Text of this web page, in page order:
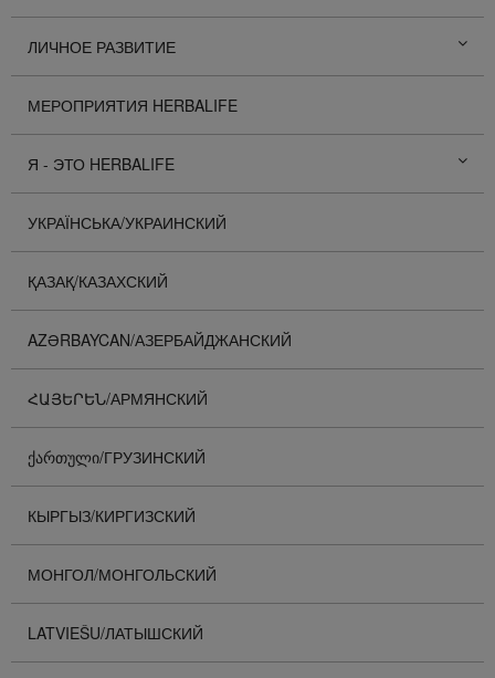
ЛИЧНОЕ РАЗВИТИЕ
МЕРОПРИЯТИЯ HERBALIFE
Я - ЭТО HERBALIFE
УКРАЇНСЬКА/УКРАИНСКИЙ
ҚАЗАҚ/КАЗАХСКИЙ
AZƏRBAYCAN/АЗЕРБАЙДЖАНСКИЙ
ՀԱՅԵՐԵՆ/АРМЯНСКИЙ
ᲥᲐᲠᲗᲣᲚᲘ/ГРУЗИНСКИЙ
КЫРГЫЗ/КИРГИЗСКИЙ
МОНГОЛ/МОНГОЛЬСКИЙ
LATVIEŠU/ЛАТЫШСКИЙ